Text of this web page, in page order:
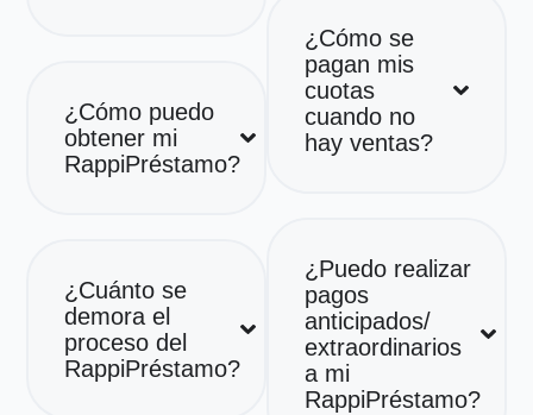
¿Cómo puedo
obtener mi
RappiPréstamo?
¿Cuánto se
demora el
proceso del
RappiPréstamo?
¿Cómo se
pagan mis
cuotas
cuando no
hay ventas?
¿Puedo realizar
pagos
anticipados/
extraordinarios
a mi
RappiPréstamo?